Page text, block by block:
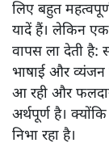
लिए बहुत
यादें हैं। लेकिन एक
वापस ला देती है:
भाषाई और
आ रही और
अर्थपूर्ण है।
निभा रहा है।